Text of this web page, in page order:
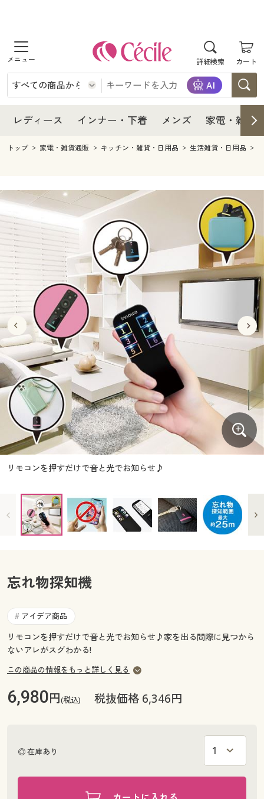
詳細検索 カート
商品を探す
レディース
レディースファッション
インナー・下着
インナー・下着通販すべて
メンズ下着
ジュニア・ティーンズ下着
メンズ
メンズファッション
メンズ下着
家電・雑貨すべて
家電
キッチン・雑貨・日用品
寝具・インテリア・家具
寝具・インテリア・家具通販すべて
家具・収納
寝具・ベッド
カーテン・ラグ・ファブリック
美容・健康
美容・健康通販すべて
美容・健康・サプリメント
制服・スクール
制服・スクールすべて
制服・学生服
ジュニア・ティーンズ下着
大きいサイズ
大きいサイズ通販すべて
大きいサイズ レディース服
大きいサイズ レディース下着
大きいサイズ メンズ
大きいサイズ 事務・制服
バーゲン
バーゲンセール
シークレットセール
詳細検索
商品カテゴリ一覧
カタログ
カタログ・チラシからのご注文
デジタルカタログ
カタログ無料プレゼント
マイページ
閲覧履歴
お気に入り
よくある質問とお問い合わせ
レディース インナー・下着 メンズ 家電・雑貨
レディース
レディース通販すべて
レディースファッション
インナー・下着
インナー・下着通販すべて
ジュニア・ティーンズ下着
メンズ
メンズ下着
家電
キッチン・雑貨・日用品
寝具・インテリア・家具通販すべて
家具・収納
寝具・ベッド
カーテン・ラグ・ファブリック
美容・健康
美容・健康通販すべて
美容・健康・サプリメント
制服・スクール
制服・スクールすべて
制服・学生服
ジュニア・ティーンズ下着
大きいサイズ
大きいサイズ通販すべて
大きいサイズ レディース服
大きいサイズ レディース下着
大きいサイズ メンズ
大きいサイズ 事務・制服
バーゲン
バーゲンセール
シークレットセール
詳細検索
商品カテゴリ一覧
カタログ
カタログ・チラシからのご注文
カタログ無料プレゼント
会員メニュー
閲覧履歴
お気に入り
サポート
ご利用ガイド
よくある質問とお問い合わせ
トップ 家電・雑貨通販 キッチン・雑貨・日用品 生活雑貨・日用品
リモコンを押すだけで音と光でお知らせ♪
忘れ物探知機
# アイデア商品
リモコンを押すだけで音と光でお知らせ♪家を出る間際に見つから
ないアレがスグわかる!
この商品の情報をもっと詳しく見る
6,980円(税込) 税抜価格 6,346円
◎ 在庫あり